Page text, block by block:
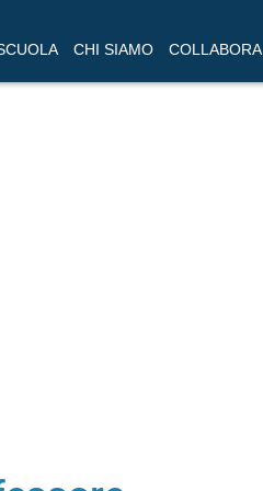
CHI SIAMO COLLABORA